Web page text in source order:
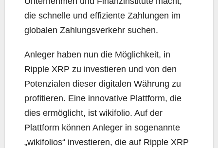
die schnelle und effiziente Zahlungen im
globalen Zahlungsverkehr suchen.
Anleger haben nun die Möglichkeit, in
Ripple XRP zu investieren und von den
Potenzialen dieser digitalen Währung zu
profitieren. Eine innovative Plattform, die
dies ermöglicht, ist wikifolio. Auf der
Plattform können Anleger in sogenannte
„wikifolios“ investieren, die auf Ripple XRP